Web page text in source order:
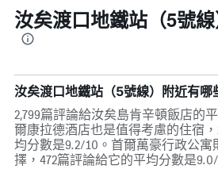
汝矣渡口地鐵站（5號
汝矣渡口地鐵站（5號線）附近有哪
2,799篇評論給汝矣島肯辛頓飯店的
爾康拉德酒店也是值得考慮的住宿
均分數是9.2/10。首爾萬豪行政公
擇，472篇評論給它的平均分數是9.0/